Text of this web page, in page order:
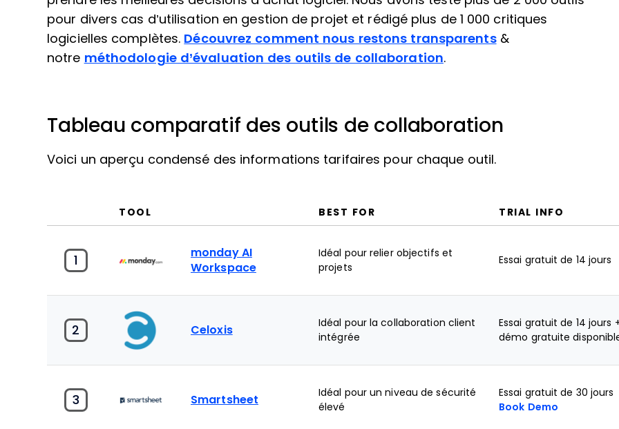
pour divers cas d’utilisation en gestion de projet et rédigé plus de 1 000 critiques
logicielles complètes. Découvrez comment nous restons transparents&
notre méthodologie d’évaluation des outils de collaboration.
Tableau comparatif des outils de collaboration
Voici un aperçu condensé des informations tarifaires pour chaque outil.
TOOL BEST FOR TRIAL INFO
1
monday AI
Workspace
Idéal pour relier objectifs et
projets
Essai gratuit de 14 jours
2 Celoxis
Idéal pour la collaboration client
intégrée
Essai gratuit de 14 jours
démo gratuite
3 Smartsheet
Idéal pour un niveau de sécurité
élevé
Essai gratuit de 30 jours
Book Demo